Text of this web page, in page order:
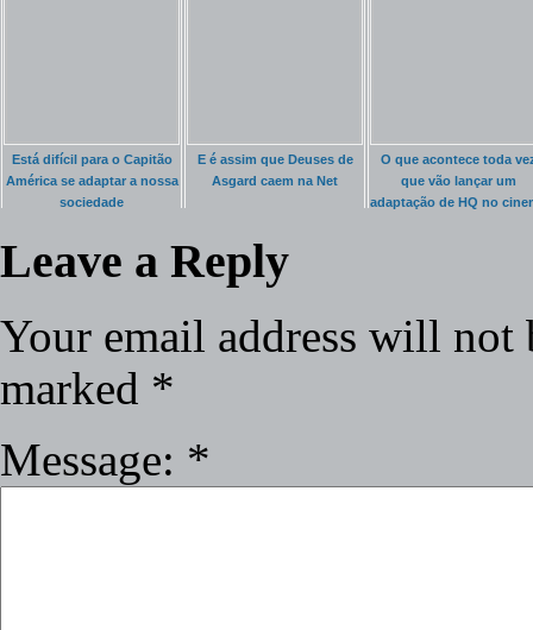
Está difícil para o Capitão
América se adaptar a nossa
sociedade
E é assim que Deuses de
Asgard caem na Net
O que acontece toda
que vão lançar um
adaptação de HQ no
Leave a Reply
Your email address will not
marked *
Message: *